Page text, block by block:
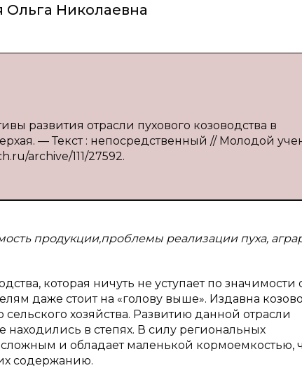
Ольга Николаевна
развития отрасли пухового козоводства в
— Текст : непосредственный // Молодой
archive/111/27592.
продукции,проблемы реализации пуха,
которая ничуть не уступает по значимости
даже стоит на «голову выше». Издавна
хозяйства. Развитию данной отрасли
в степях. В силу региональных
и обладает маленькой кормоемкостью,
содержанию.